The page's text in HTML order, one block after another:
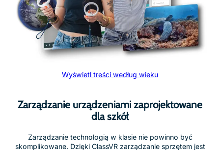
Przeglądaj dane dotyczące użytkowania, poziomu
baterii, statusu Wi-Fi, wersji oprogramowania i
aktywności zestawów jednym rzutem oka.
Konfiguruj urządzenia, zarządzaj ustawieniami, wdrażaj
aktualizacje oprogramowania, restartuj, resetuj lub
wyłączaj urządzenia indywidualnie albo w całej flocie.